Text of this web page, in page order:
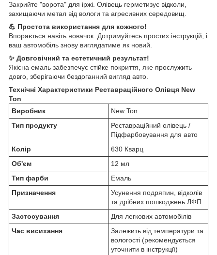
Закрийте "ворота" для іржі. Олівець герметизує відколи,
захищаючи метал від вологи та агресивних середовищ.
💪 Простота використання для кожного!
Впорається навіть новачок. Дотримуйтесь простих інструкцій, і
ваш автомобіль знову виглядатиме як новий.
✨ Довговічний та естетичний результат!
Якісна емаль забезпечує стійке покриття, яке прослужить
довго, зберігаючи бездоганний вигляд авто.
Технічні Характеристики Реставраційного Олівця New
Ton
Виробник
New Ton
Тип продукту
Реставраційний олівець /
Підфарбовування для авто
Колір
630 Кварц
Об'єм
12 мл
Тип фарби
Емаль
Призначення
Усунення подряпин, відколів
та дрібних пошкоджень ЛФП
Застосування
Для легкових автомобілів
Час висихання
Залежить від температури та
вологості (рекомендується
уточнити в інструкції)